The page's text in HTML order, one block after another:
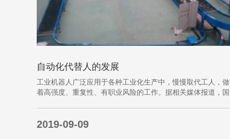
自动化代替人的发展
工业机器人广泛应用于各种工业化生产中，慢慢取代工人，做
着高强度、重复性、有职业风险的工作。据相关媒体报道，国
国工业机器人元年”。常州打造智造名城工业机…
2019-09-09